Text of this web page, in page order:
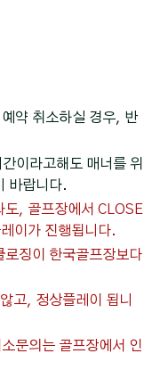
약 취소하실 경우, 반
이라고해도 매너를 위
바랍니다.
도, 골프장에서 CLOSE
이가 진행됩니다.
로징이 한국골프장보다
고, 정상플레이 됩니
문의는 골프장에서 인